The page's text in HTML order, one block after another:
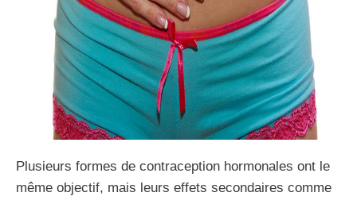
Plusieurs formes de contraception hormonales ont le
même objectif, mais leurs effets secondaires comme